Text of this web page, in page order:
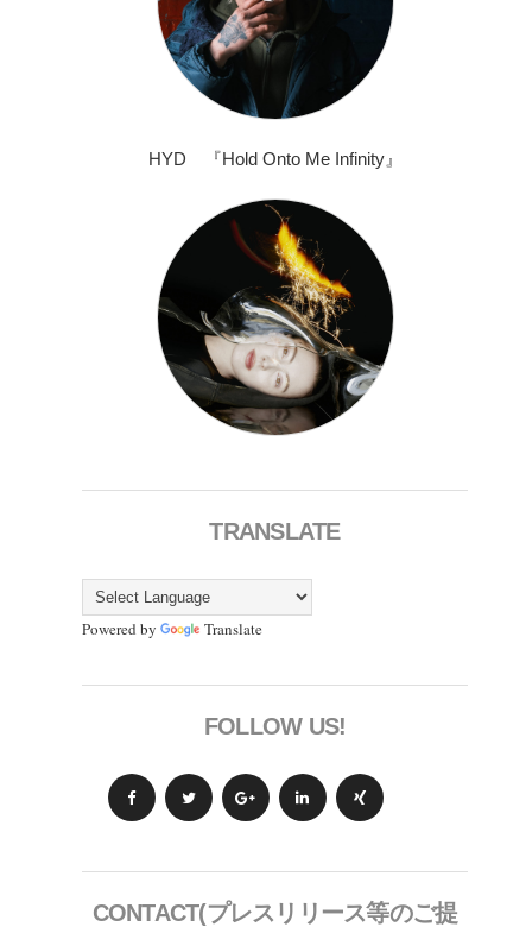
HYD 『Hold Onto Me Infinity』
TRANSLATE
Powered by Translate
FOLLOW US!
CONTACT(プレスリリース等のご提